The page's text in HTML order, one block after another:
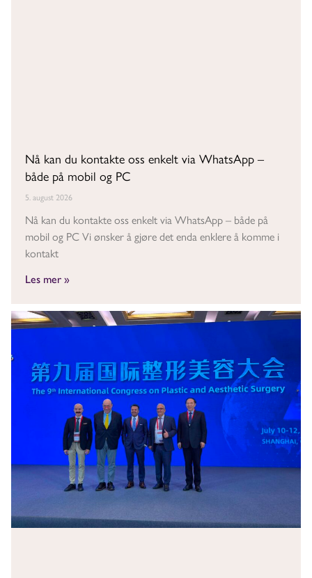
Nå kan du kontakte oss enkelt via WhatsApp –
både på mobil og PC
5. august 2026
Nå kan du kontakte oss enkelt via WhatsApp – både på
mobil og PC Vi ønsker å gjøre det enda enklere å komme i
kontakt
Les mer »